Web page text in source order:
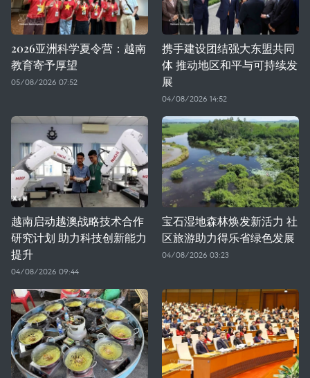
2026亚洲科学夏令营：越南
教育寄予厚望
05/08/2026 07:52
携手建设团结强大东盟共同
体 推动地区和平与可持续发
展
04/08/2026 14:52
越南启动越澳战略技术合作
研究计划 助力科技创新能力
提升
04/08/2026 09:44
宝石湿地森林焕发新活力 社
区旅游助力得乐省绿色发展
04/08/2026 03:23